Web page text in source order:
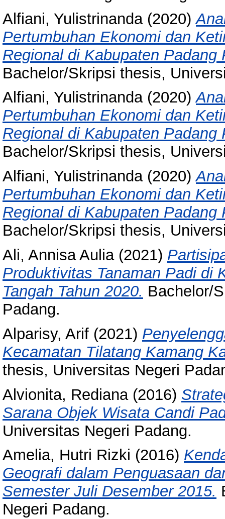
Alfiani, Yulistrinanda(2020)
Pertumbuhan Ekonomi dan
Regional di Kabupaten Padang
Bachelor/Skripsi thesis,
Alfiani, Yulistrinanda(2020)
Pertumbuhan Ekonomi dan
Regional di Kabupaten Padang
Bachelor/Skripsi thesis,
Alfiani, Yulistrinanda(2020)
Pertumbuhan Ekonomi dan
Regional di Kabupaten Padang
Bachelor/Skripsi thesis,
Ali, Annisa Aulia(2021)
Produktivitas Tanaman Padi di
Tangah Tahun 2020. Bachelor/
Padang.
Alparisy, Arif (2021)
Kecamatan Tilatang Kamang
thesis, Universitas Negeri
Alvionita, Rediana(2016)
Sarana Objek Wisata Candi
Universitas Negeri Padang.
Amelia, Hutri Rizki (2016)
Geografi dalam Penguasaan
Semester Juli Desember 2015.
Negeri Padang.